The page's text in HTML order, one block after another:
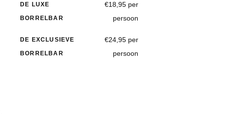
DE LUXE
BORRELBAR
€18,95 per
persoon
DE EXCLUSIEVE
BORRELBAR
€24,95 per
persoon